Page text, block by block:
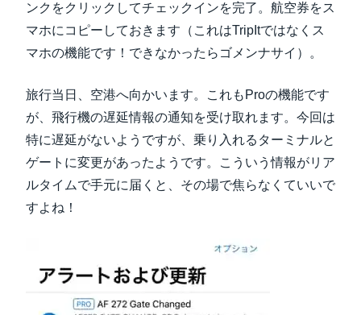
ンクをクリックしてチェックインを完了。航空券をス
マホにコピーしておきます（これはTripItではなくス
マホの機能です！できなかったらゴメンナサイ）。
旅行当日、空港へ向かいます。これもProの機能です
が、飛行機の遅延情報の通知を受け取れます。今回は
特に遅延がないようですが、乗り入れるターミナルと
ゲートに変更があったようです。こういう情報がリア
ルタイムで手元に届くと、その場で焦らなくていいで
すよね！